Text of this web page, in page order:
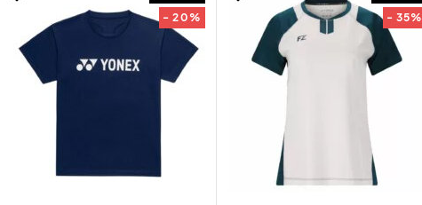
- 20% - 35%